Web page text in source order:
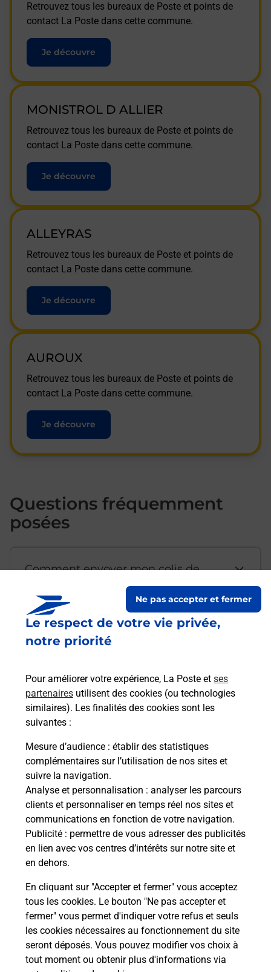
Le respect de votre vie privée,
notre priorité
Pour améliorer votre expérience, La Poste et ses
partenaires utilisent des cookies (ou technologies
similaires). Les finalités des cookies sont les
suivantes :
Mesure d’audience : établir des statistiques
complémentaires sur l’utilisation de nos sites et
suivre la navigation.
Analyse et personnalisation : analyser les parcours
clients et personnaliser en temps réel nos sites et
communications en fonction de votre navigation.
Publicité : permettre de vous adresser des publicités
en lien avec vos centres d’intérêts sur notre site et
en dehors.
En cliquant sur "Accepter et fermer" vous acceptez
tous les cookies. Le bouton "Ne pas accepter et
fermer" vous permet d'indiquer votre refus et seuls
les cookies nécessaires au fonctionnement du site
seront déposés. Vous pouvez modifier vos choix à
tout moment ou obtenir plus d'informations via
Ne pas accepter et fermer
Retrouvez tous les bureaux de Poste et points de
contact La Poste dans cette commune.
Je découvre
MONISTROL D ALLIER
Retrouvez tous les bureaux de Poste et points de
contact La Poste dans cette commune.
Je découvre
ALLEYRAS
Retrouvez tous les bureaux de Poste et points de
contact La Poste dans cette commune.
Je découvre
AUROUX
Retrouvez tous les bureaux de Poste et points de
contact La Poste dans cette commune.
Je découvre
Questions fréquemment
posées
Comment envoyer mon colis de
Est-il possible d’acheter un
emballage directement depuis un
Comment demander une
modification de livraison ?
Comment La Poste participe-t-elle
à votre sécurité au quotidien ?
Puis-je passer mon code de la route
avec La Poste et sous quelles
conditions ?
Localiser Liste Lozère BEL AIR VAL D ANCE